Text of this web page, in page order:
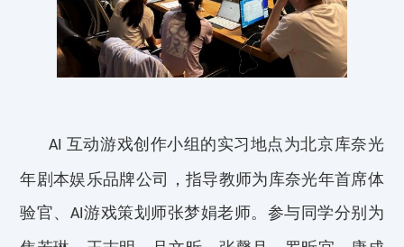
AI 互动游戏创作小组 的实习地点为北京库奈光
年剧本娱乐品牌公司
， 指导教师为库奈光年首席体
验官、 AI 游戏策划师张梦娟老师。 参与同学分别 为